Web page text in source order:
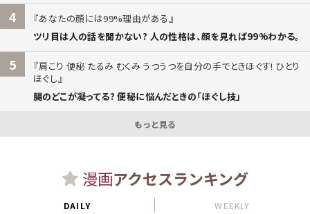
4
あなたの顔には99%理由がある
ツリ目は人の話を聞かない? 人の性格は、顔を見れば99%わかる。
5
肩こり 便秘 たるみ むくみ うつうつを自分の手でときほぐす! ひとり
ほぐし
腸のどこが凝ってる? 便秘に悩んだときの「ほぐし技」
もっと見る
漫画アクセスランキング
DAILY WEEKLY